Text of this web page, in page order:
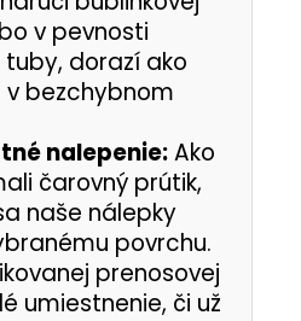
v pevnosti
dorazí ako
bezchybnom
nalepenie:Ako
čarovný prútik,
naše nálepky
povrchu.
prenosovej
umiestnenie, či už